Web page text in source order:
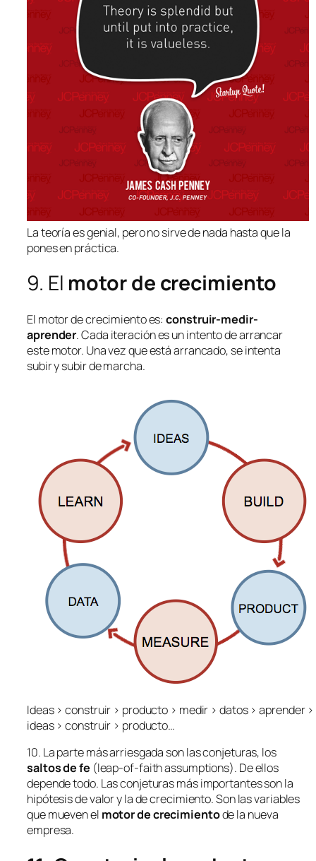
La teoría es genial, pero no sirve de nada hasta que la
pones en práctica.
9. El motor de crecimiento
El motor de crecimiento es:construir-medir-
aprender. Cada iteración es un intento de arrancar
este motor. Una vez que está arrancado, se intenta
subir y subir de marcha.
Ideas > construir > producto > medir > datos > aprender >
ideas > construir > producto…
10. La parte más arriesgada son las conjeturas, los
saltos de fe (leap-of-faith assumptions). De ellos
depende todo. Las conjeturas más importantes son la
hipótesis de valor y la de crecimiento. Son las variables
que mueven el motor de crecimientode la nueva
empresa.